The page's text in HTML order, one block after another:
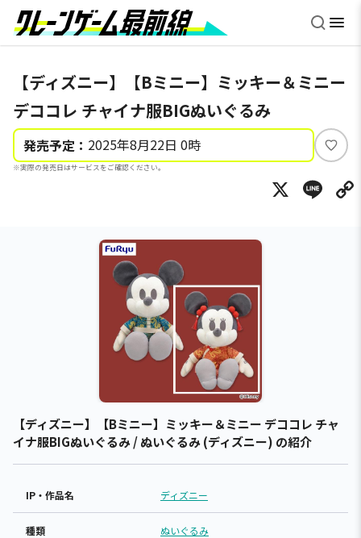
【ディズニー】【Bミニー】ミッキー＆ミニー
デココレ チャイナ服BIGぬいぐるみ
発売予定： 2025年8月22日 0時
※実際の発売日はサービスをご確認ください。
い
ね
X
【ディズニー】【Bミニー】ミッキー＆ミニー デココレ チャ
イナ服BIGぬいぐるみ / ぬいぐるみ (ディズニー) の紹介
IP・作品名 ディズニー
種類 ぬいぐるみ